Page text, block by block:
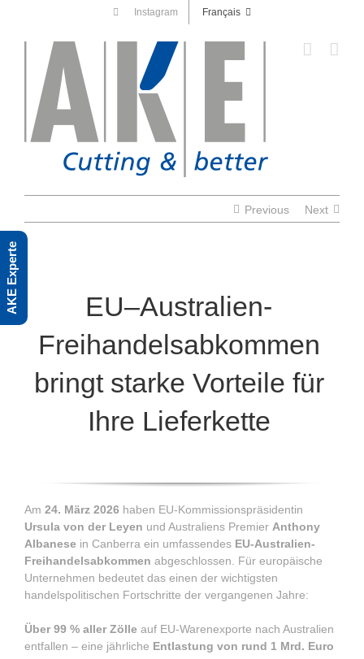
content
Instagram Français
Previous Next
EU–Australien-
Freihandelsabkommen
bringt starke Vorteile für
Ihre Lieferkette
Am 24. März 2026 haben EU-Kommissionspräsidentin
Ursula von der Leyen und Australiens Premier Anthony
Albanese in Canberra ein umfassendes EU-Australien-
Freihandelsabkommen abgeschlossen. Für europäische
Unternehmen bedeutet das einen der wichtigsten
handelspolitischen Fortschritte der vergangenen Jahre:
Über 99 % aller Zölle auf EU-Warenexporte nach Australien
entfallen – eine jährliche Entlastung von rund 1 Mrd. Euro
AKE Experte